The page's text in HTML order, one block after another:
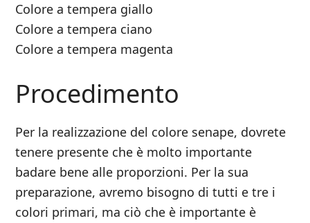
Colore a tempera giallo
Colore a tempera ciano
Colore a tempera magenta
Procedimento
Per la realizzazione del colore senape, dovrete
tenere presente che è molto importante
badare bene alle proporzioni. Per la sua
preparazione, avremo bisogno di tutti e tre i
colori primari, ma ciò che è importante è